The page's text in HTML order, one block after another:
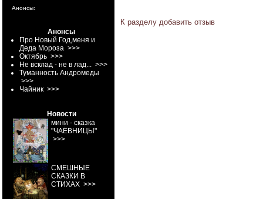
Анонсы:
Анонсы
Про Новый Год,меня и
Деда Мороза >>>
Октябрь >>>
Не всклад - не в лад... >>>
Туманность Андромеды
>>>
Чайник >>>
Новости
мини - сказка
"ЧАЁВНИЦЫ"
>>>
СМЕШНЫЕ
СКАЗКИ В
СТИХАХ >>>
К разделу добавить отзыв